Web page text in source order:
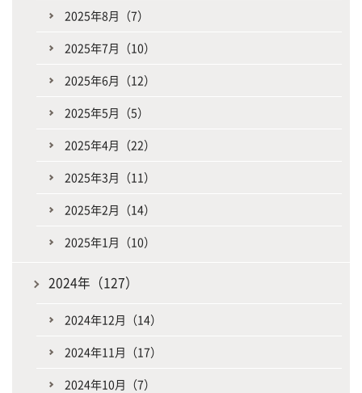
2025年8月（7）
2025年7月（10）
2025年6月（12）
2025年5月（5）
2025年4月（22）
2025年3月（11）
2025年2月（14）
2025年1月（10）
2024年（127）
2024年12月（14）
2024年11月（17）
2024年10月（7）